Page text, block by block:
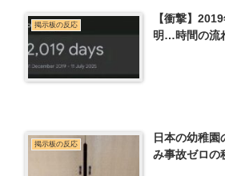
掲示板の反応
【衝撃】
明…時間の流
掲示板の反応
日本の幼稚園
み事故ゼロの